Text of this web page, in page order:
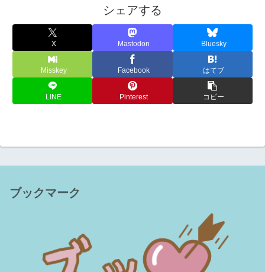
シェアする
X Mastodon Bluesky
Misskey Facebook はてブ
LINE Pinterest コピー
ブックマーク